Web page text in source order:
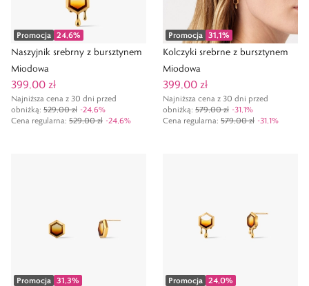
Promocja 24,6%
Naszyjnik srebrny z bursztynem
Miodowa
399,00 zł
Najniższa cena z 30 dni przed
obniżką: 529,00 zł -24,6%
Cena regularna: 529,00 zł -24,6%
Promocja 31,1%
Kolczyki srebrne z bursztynem
Miodowa
399,00 zł
Najniższa cena z 30 dni przed
obniżką: 579,00 zł -31,1%
Cena regularna: 579,00 zł -31,1%
Promocja 31,3% Promocja 24,0%